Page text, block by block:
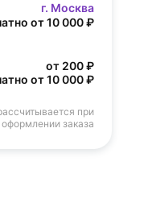
г. Москва
от 10 000 ₽
от 200 ₽
от 10 000 ₽
при
оформлении заказа